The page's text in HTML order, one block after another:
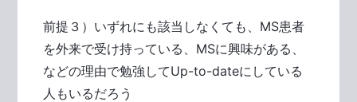
前提３）いずれにも該当しなくても、MS患者
を外来で受け持っている、MSに興味がある、
などの理由で勉強してUp-to-dateにしている
人もいるだろう